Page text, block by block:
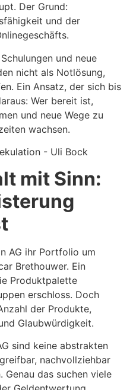
Der Grund:
und der
und neue
nicht als Notlösung,
Ein Ansatz, der sich bis
Wer bereit ist,
und neue Wege zu
wachsen.
mit Sinn:
AG ihr Portfolio um
Brethouwer. Ein
Produktpalette
erschloss. Doch
der Produkte,
Glaubwürdigkeit.
sind keine abstrakten
nachvollziehbar
das suchen viele